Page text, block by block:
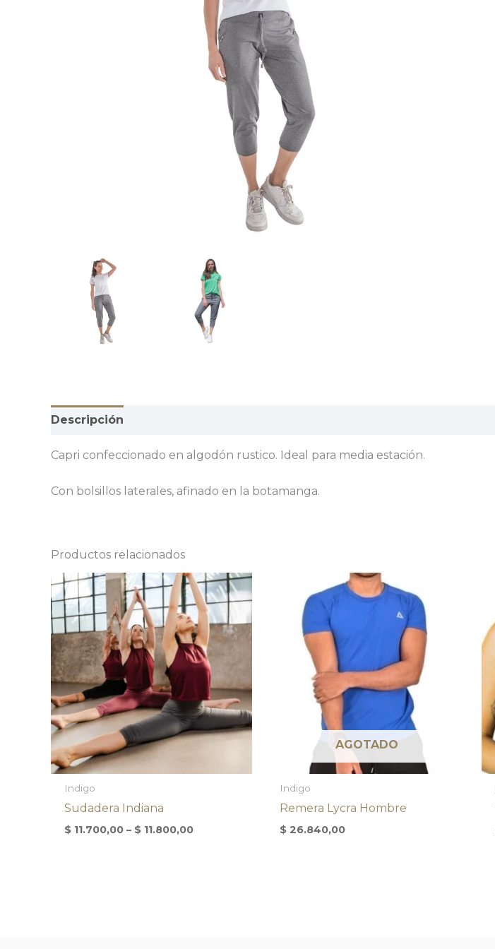
Descripción
Capri confeccionado en algodón rustico. Ideal para media estación.
Con bolsillos laterales, afinado en la botamanga.
Productos relacionados
Indigo
Sudadera Indiana
$ 11.700,00 – $ 11.800,00
AGOTADO
Indigo
Remera Lycra Hombre
$ 26.840,00